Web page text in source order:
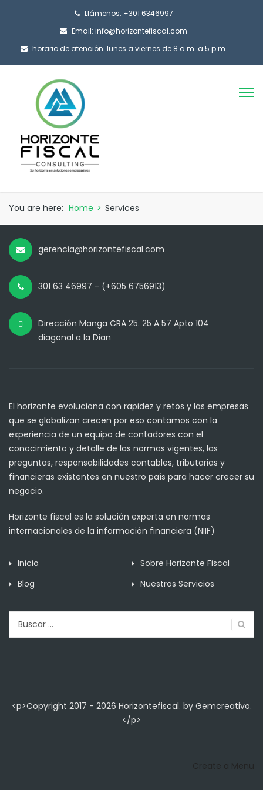
Llámenos: +301 6346997
Email: info@horizontefiscal.com
horario de atención: lunes a viernes de 8 a.m. a 5 p.m.
You are here: Home > Services
gerencia@horizontefiscal.com
301 63 46997 - (+605 6756913)
Dirección Manga CRA 25. 25 A 57 Apto 104
diagonal a la Dian
El horizonte evoluciona con rapidez y retos y las empresas
que se globalizan crecen por eso contamos con la
experiencia de un equipo de contadores con el
conocimiento y detalle de las normas vigentes, las
preguntas, responsabilidades contables, tributarias y
financieras existentes en nuestro país para hacer crecer su
negocio.
Horizonte fiscal es la solución experta en normas
internacionales de la información financiera (NIIF)
Inicio
Sobre Horizonte Fiscal
Blog
Nuestros Servicios
<p>Copyright 2017 - 2026 Horizontefiscal. by Gemcreativo.
</p>
Create a Menu